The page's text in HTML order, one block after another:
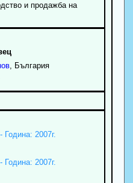
и продажба на
, България
2007г.
2007г.